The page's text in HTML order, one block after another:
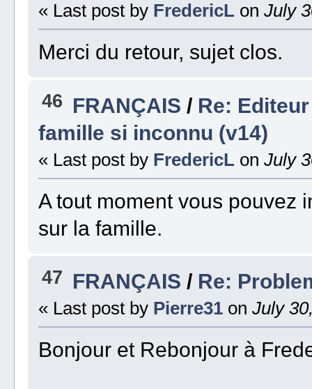
« Last post by FredericL on July
Merci du retour, sujet clos.
46 FRANÇAIS / Re:
famille si inconnu (v14)
« Last post by FredericL on July
A tout moment vous pouvez
sur la famille.
47 FRANÇAIS / Re:
« Last post by Pierre31 on July
Bonjour et Rebonjour à